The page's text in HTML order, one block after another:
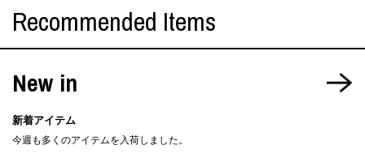
Recommended Items
New in
新着アイテム
今週も多くのアイテムを入荷しました。